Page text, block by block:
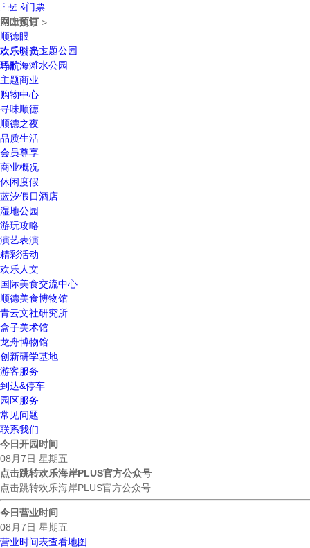
立即购票 >
欢乐会员 >
导航
乐园&门票
网上预订
顺德眼
欢乐时光主题公园
玛雅海滩水公园
主题商业
购物中心
寻味顺德
顺德之夜
品质生活
会员尊享
商业概况
休闲度假
蓝汐假日酒店
湿地公园
游玩攻略
演艺表演
精彩活动
欢乐人文
国际美食交流中心
顺德美食博物馆
青云文社研究所
盒子美术馆
龙舟博物馆
创新研学基地
游客服务
到达&停车
园区服务
常见问题
联系我们
今日开园时间
08月7日 星期五
点击跳转欢乐海岸PLUS官方公众号
点击跳转欢乐海岸PLUS官方公众号
今日营业时间
08月7日 星期五
营业时间表查看地图